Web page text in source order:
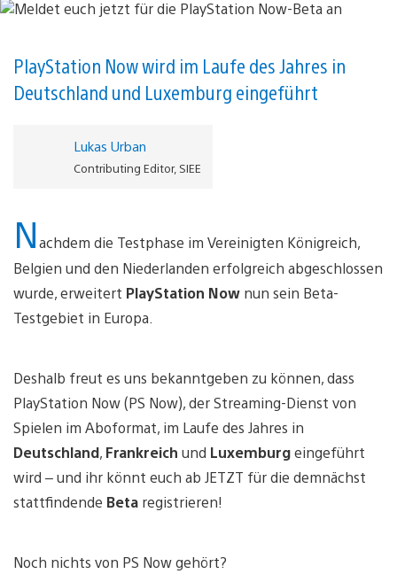
PlayStation Now wird im Laufe des Jahres in
Deutschland und Luxemburg eingeführt
Lukas Urban
Contributing Editor, SIEE
Nachdem die Testphase im Vereinigten Königreich,
Belgien und den Niederlanden erfolgreich abgeschlossen
wurde, erweitert PlayStation Now nun sein Beta-
Testgebiet in Europa.
Deshalb freut es uns bekanntgeben zu können, dass
PlayStation Now (PS Now), der Streaming-Dienst von
Spielen im Aboformat, im Laufe des Jahres in
Deutschland, Frankreich und Luxemburgeingeführt
wird – und ihr könnt euch ab JETZT für die demnächst
stattfindende Beta registrieren!
Noch nichts von PS Now gehört?